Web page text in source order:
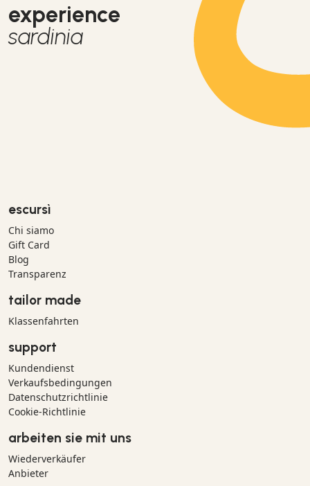
experience
sardinia
escursì
Chi siamo
Gift Card
Blog
Transparenz
tailor made
Klassenfahrten
support
Kundendienst
Verkaufsbedingungen
Datenschutzrichtlinie
Cookie-Richtlinie
arbeiten sie mit uns
Wiederverkäufer
Anbieter